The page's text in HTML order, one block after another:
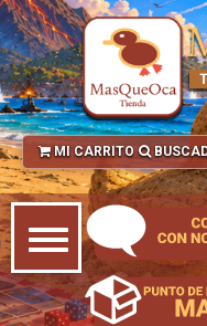
MI CARRITO